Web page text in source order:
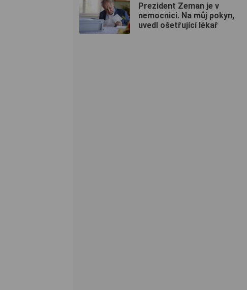
Prezident Zeman je v
nemocnici. Na můj pokyn,
uvedl ošetřující lékař